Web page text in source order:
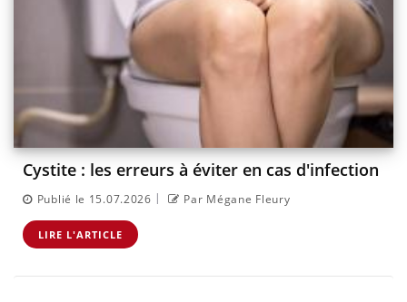
Cystite : les erreurs à éviter en cas d'infection
Publié le 15.07.2026 | Par Mégane Fleury
LIRE L'ARTICLE